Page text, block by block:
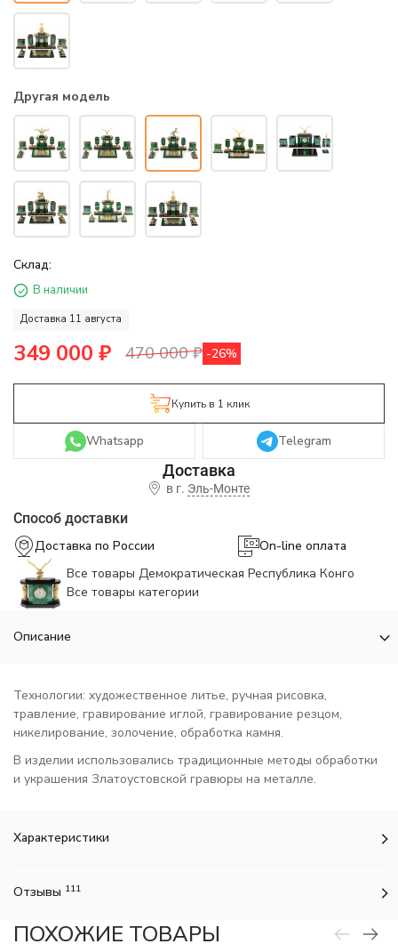
Другая модель
Склад:
В наличии
Доставка 11 августа
349 000 ₽ 470 000₽ -26%
Купить в 1 клик
Whatsapp Telegram
в г. Эль-Монте
Способ доставки
Доставка по России
On-line оплата
Все товары Демократическая Республика Конго
Все товары категории
Описание
Технологии: художественное литье, ручная рисовка,
травление, гравирование иглой, гравирование резцом,
никелирование, золочение, обработка камня.
В изделии использовались традиционные методы обработки
и украшения Златоустовской гравюры на металле.
Характеристики
Отзывы 111
ПОХОЖИЕ ТОВАРЫ